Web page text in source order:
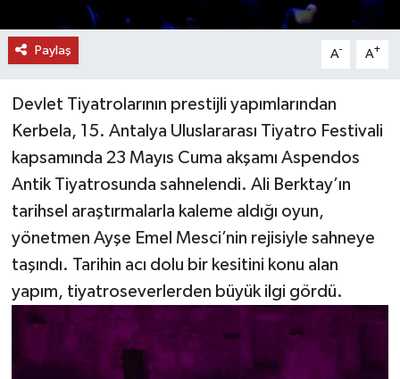
Paylaş A- A+
Devlet Tiyatrolarının prestijli yapımlarından
Kerbela, 15. Antalya Uluslararası Tiyatro Festivali
kapsamında 23 Mayıs Cuma akşamı Aspendos
Antik Tiyatrosunda sahnelendi. Ali Berktay’ın
tarihsel araştırmalarla kaleme aldığı oyun,
yönetmen Ayşe Emel Mesci’nin rejisiyle sahneye
taşındı. Tarihin acı dolu bir kesitini konu alan
yapım, tiyatroseverlerden büyük ilgi gördü.
YAZARLAR
RESMİ İLAN
MAGAZİN